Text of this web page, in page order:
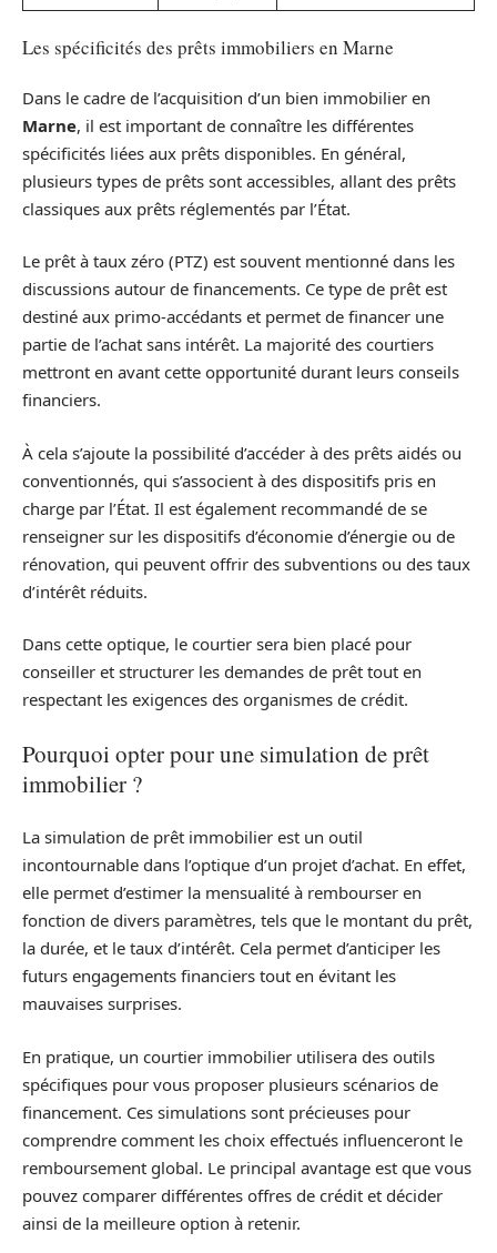
Les spécificités des prêts immobiliers en Marne
Dans le cadre de l’acquisition d’un bien immobilier en
Marne, il est important de connaître les différentes
spécificités liées aux prêts disponibles. En général,
plusieurs types de prêts sont accessibles, allant des prêts
classiques aux prêts réglementés par l’État.
Le prêt à taux zéro (PTZ) est souvent mentionné dans les
discussions autour de financements. Ce type de prêt est
destiné aux primo-accédants et permet de financer une
partie de l’achat sans intérêt. La majorité des courtiers
mettront en avant cette opportunité durant leurs conseils
financiers.
À cela s’ajoute la possibilité d’accéder à des prêts aidés ou
conventionnés, qui s’associent à des dispositifs pris en
charge par l’État. Il est également recommandé de se
renseigner sur les dispositifs d’économie d’énergie ou de
rénovation, qui peuvent offrir des subventions ou des taux
d’intérêt réduits.
Dans cette optique, le courtier sera bien placé pour
conseiller et structurer les demandes de prêt tout en
respectant les exigences des organismes de crédit.
Pourquoi opter pour une simulation de prêt
immobilier ?
La simulation de prêt immobilier est un outil
incontournable dans l’optique d’un projet d’achat. En effet,
elle permet d’estimer la mensualité à rembourser en
fonction de divers paramètres, tels que le montant du prêt,
la durée, et le taux d’intérêt. Cela permet d’anticiper les
futurs engagements financiers tout en évitant les
mauvaises surprises.
En pratique, un courtier immobilier utilisera des outils
spécifiques pour vous proposer plusieurs scénarios de
financement. Ces simulations sont précieuses pour
comprendre comment les choix effectués influenceront le
remboursement global. Le principal avantage est que vous
pouvez comparer différentes offres de crédit et décider
ainsi de la meilleure option à retenir.